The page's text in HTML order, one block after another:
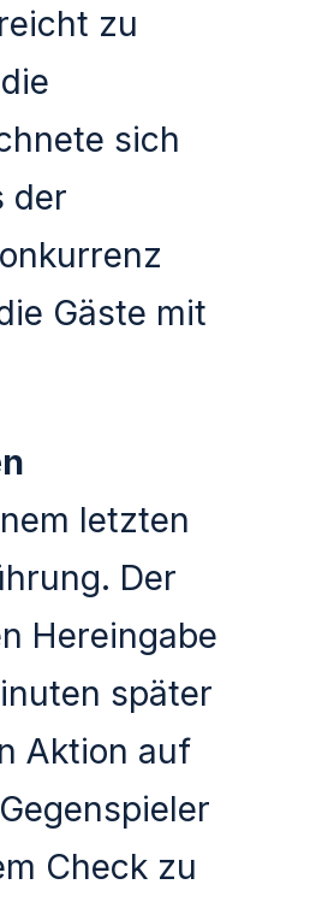
zu
sich
der
Gäste mit
letzten
Der
Hereingabe
später
Aktion auf
Check zu